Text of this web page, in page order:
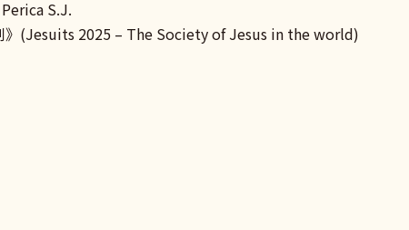
S.J.
(Jesuits 2025 – The Society of Jesus in the world)